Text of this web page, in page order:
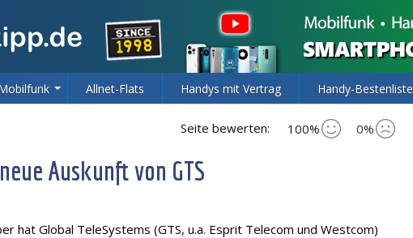
Allnet-Flats Handys mit Vertrag Handy-Bestenliste
Seite bewerten: 100% 0%
Auskunft von GTS
hat Global TeleSystems (GTS, u.a. Esprit Telecom und Westcom)